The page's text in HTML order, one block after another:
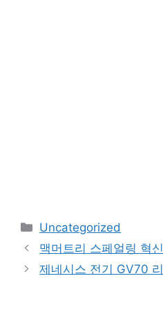
Categories
Uncategorized
맥머트리 스페얼링 혁
제네시스 전기 GV70